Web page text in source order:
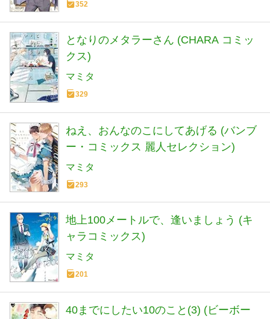
352
となりのメタラーさん (CHARA コミッ
クス)
マミタ
329
ねえ、おんなのこにしてあげる (バンブ
ー・コミックス 麗人セレクション)
マミタ
293
地上100メートルで、逢いましょう (キ
ャラコミックス)
マミタ
201
40までにしたい10のこと(3) (ビーボー